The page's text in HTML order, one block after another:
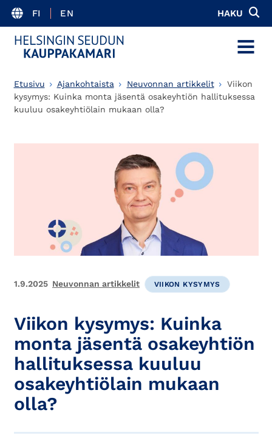
FI EN HAKU
MENU
Etusivu Ajankohtaista Neuvonnan artikkelit
Viikon
kysymys: Kuinka monta jäsentä osakeyhtiön hallituksessa
kuuluu osakeyhtiölain mukaan olla?
1.9.2025 Neuvonnan artikkelit VIIKON KYSYMYS
Viikon kysymys: Kuinka
monta jäsentä osakeyhtiön
hallituksessa kuuluu
osakeyhtiölain mukaan
olla?